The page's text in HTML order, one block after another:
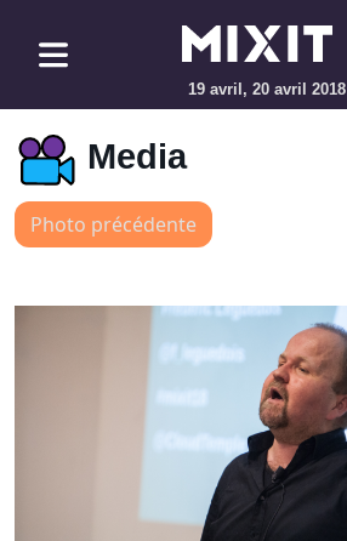
19 avril, 20 avril 2018
Media
Photo précédente